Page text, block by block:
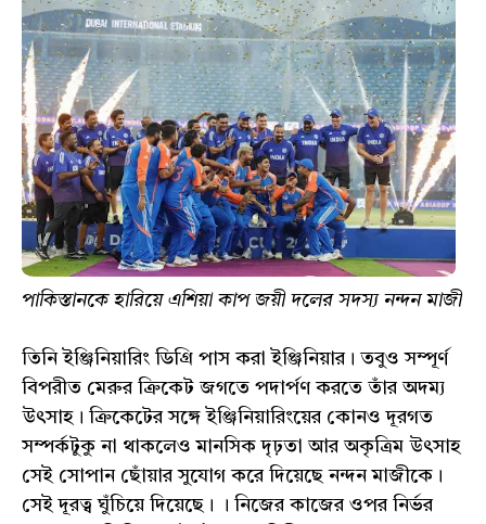
পাকিস্তানকে হারিয়ে এশিয়া কাপ জয়ী দলের সদস্য নন্দন মাজী
তিনি ইঞ্জিনিয়ারিং ডিগ্রি পাস করা ইঞ্জিনিয়ার। তবুও সম্পূর্ণ
বিপরীত মেরুর ক্রিকেট জগতে পদার্পণ করতে তাঁর অদম্য
উৎসাহ। ক্রিকেটের সঙ্গে ইঞ্জিনিয়ারিংয়ের কোনও দূরগত
সম্পর্কটুকু না থাকলেও মানসিক দৃঢ়তা আর অকৃত্রিম উৎসাহ
সেই সোপান ছোঁয়ার সুযোগ করে দিয়েছে নন্দন মাজীকে।
সেই দূরত্ব ঘুঁচিয়ে দিয়েছে। । নিজের কাজের ওপর নির্ভর